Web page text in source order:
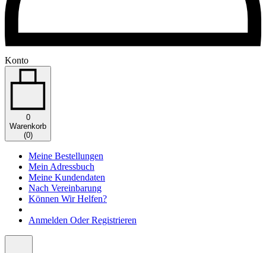
Konto
0
Warenkorb
(0)
Meine Bestellungen
Mein Adressbuch
Meine Kundendaten
Nach Vereinbarung
Können Wir Helfen?
Anmelden Oder Registrieren